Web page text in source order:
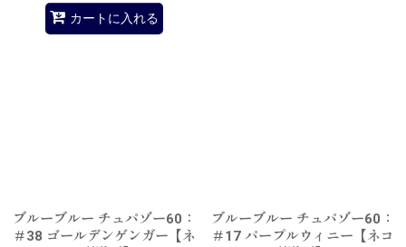
カートに入れる
ブルーブルー チュパゾー60：
＃38 ゴールデンゲンガー【ネ
ブルーブルー チュパゾー60：
＃17 パープルウィニー【ネコ